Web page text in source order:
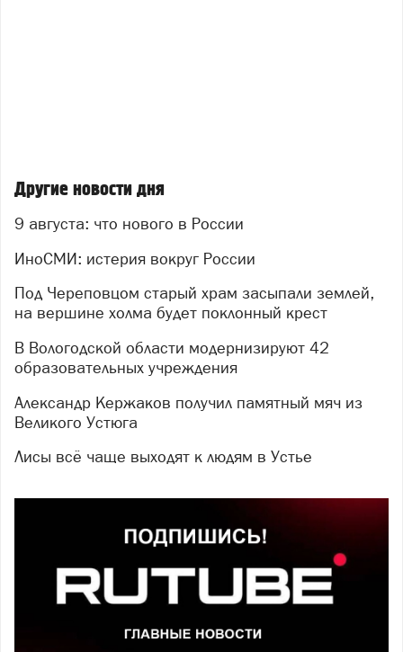
Другие новости дня
9 августа: что нового в России
ИноСМИ: истерия вокруг России
Под Череповцом старый храм засыпали землей,
на вершине холма будет поклонный крест
В Вологодской области модернизируют 42
образовательных учреждения
Александр Кержаков получил памятный мяч из
Великого Устюга
Лисы всё чаще выходят к людям в Устье